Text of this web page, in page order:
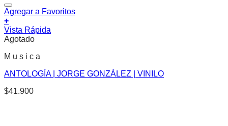
Agregar a Favoritos
+
Vista Rápida
Agotado
M u s i c a
ANTOLOGÍA | JORGE GONZÁLEZ | VINILO
$41.900